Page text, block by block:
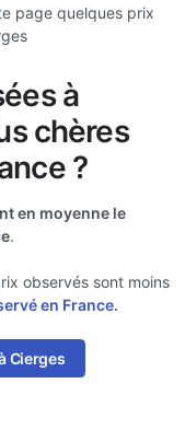
page quelques prix
à
chères
?
en moyenne le
.
observés sont moins
en France.
Cierges